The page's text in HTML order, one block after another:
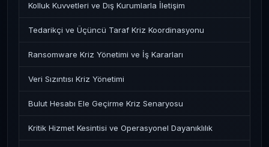
Kolluk Kuvvetleri ve Dış Kurumlarla İletişim
Tedarikçi ve Üçüncü Taraf Kriz Koordinasyonu
Ransomware Kriz Yönetimi ve İş Kararları
Veri Sızıntısı Kriz Yönetimi
Bulut Hesabı Ele Geçirme Kriz Senaryosu
Kritik Hizmet Kesintisi ve Operasyonel Dayanıklılık